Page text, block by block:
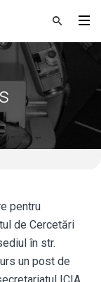
pentru
de Cercetări
în str.
un post de